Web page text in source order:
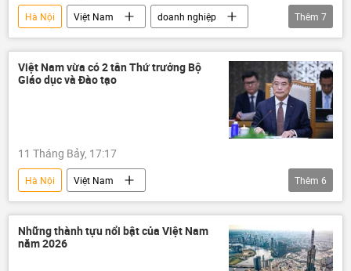
Hà Nội Việt Nam
doanh nghiệp
BIDV
usd
Công nghiệp
đồng tiền
Vingroup
metro
vốn
Thêm 7
Việt Nam vừa có 2 tân Thứ trưởng Bộ
Giáo dục và Đào tạo
11 Tháng Bảy, 17:17
Hà Nội
Việt Nam
Bộ Giáo dục và Đào Tạo
Lê Minh Hưng
Chính phủ
Tây Ninh
Ninh Bình
văn phòng Chính phủ
Thêm 6
Những thành tựu nổi bật của Việt Nam
năm 2026